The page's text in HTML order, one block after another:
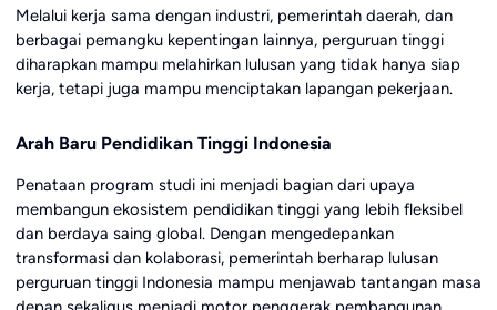
Melalui kerja sama dengan industri, pemerintah daerah, dan
berbagai pemangku kepentingan lainnya, perguruan tinggi
diharapkan mampu melahirkan lulusan yang tidak hanya siap
kerja, tetapi juga mampu menciptakan lapangan pekerjaan.
Arah Baru Pendidikan Tinggi Indonesia
Penataan program studi ini menjadi bagian dari upaya
membangun ekosistem pendidikan tinggi yang lebih fleksibel
dan berdaya saing global. Dengan mengedepankan
transformasi dan kolaborasi, pemerintah berharap lulusan
perguruan tinggi Indonesia mampu menjawab tantangan masa